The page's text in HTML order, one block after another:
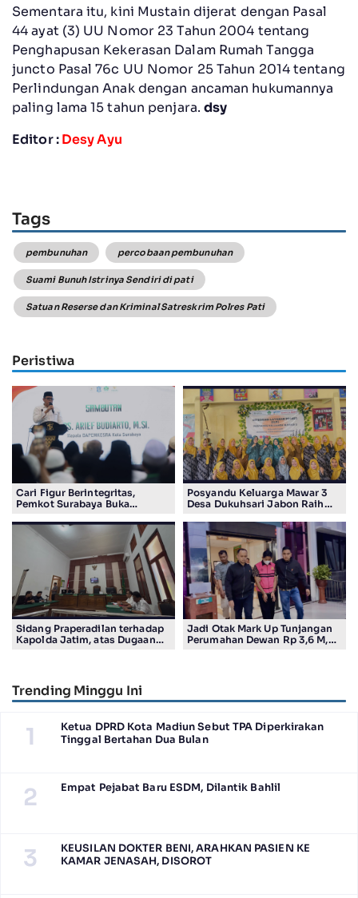
Sementara itu, kini Mustain dijerat dengan Pasal
44 ayat (3) UU Nomor 23 Tahun 2004 tentang
Penghapusan Kekerasan Dalam Rumah Tangga
juncto Pasal 76c UU Nomor 25 Tahun 2014 tentang
Perlindungan Anak dengan ancaman hukumannya
paling lama 15 tahun penjara.dsy
Editor :Desy Ayu
Tags
pembunuhan percobaan pembunuhan
Suami Bunuh Istrinya Sendiri di pati
Satuan Reserse dan Kriminal Satreskrim Polres Pati
Peristiwa
Cari Figur Berintegritas,
Pemkot Surabaya Buka
BAZNAS Periode 2026–2031
Posyandu Keluarga Mawar 3
Desa Dukuhsari Jabon Raih
Posyandu Berprestasi Tingkat
Jawa Timur 2026
Sidang Praperadilan terhadap
Kapolda Jatim, atas Dugaan
Jadi Otak Mark Up Tunjangan
Perumahan Dewan Rp 3,6 M,
Trending Minggu Ini
1
Ketua DPRD Kota Madiun Sebut TPA Diperkirakan
Tinggal Bertahan Dua Bulan
2 Empat Pejabat Baru ESDM, Dilantik Bahlil
3
KEUSILAN DOKTER BENI, ARAHKAN PASIEN KE
KAMAR JENASAH, DISOROT